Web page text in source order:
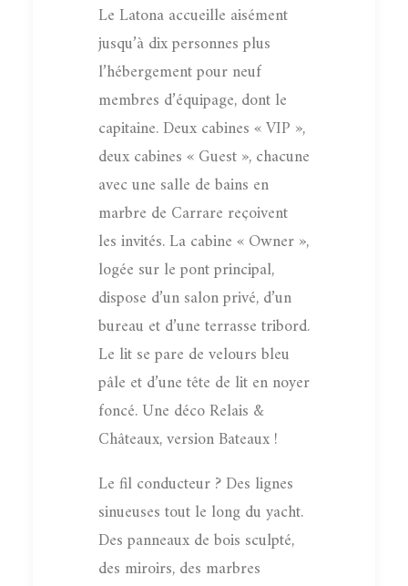
Le Latona accueille aisément
jusqu’à dix personnes plus
l’hébergement pour neuf
membres d’équipage, dont le
capitaine. Deux cabines « VIP »,
deux cabines « Guest », chacune
avec une salle de bains en
marbre de Carrare reçoivent
les invités. La cabine « Owner »,
logée sur le pont principal,
dispose d’un salon privé, d’un
bureau et d’une terrasse tribord.
Le lit se pare de velours bleu
pâle et d’une tête de lit en noyer
foncé. Une déco Relais &
Châteaux, version Bateaux !
Le fil conducteur ? Des lignes
sinueuses tout le long du yacht.
Des panneaux de bois sculpté,
des miroirs, des marbres